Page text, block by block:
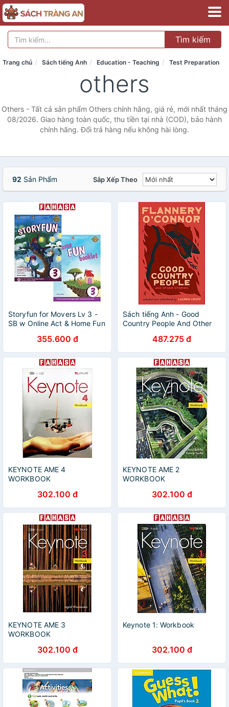
Tìm kiếm
Trang chủ Sách tiếng Anh Education - Teaching Test Preparation
others
Others - Tất cả sản phẩm Others chính hãng, giá rẻ, mới nhất tháng
08/2026. Giao hàng toàn quốc, thu tiền tại nhà (COD), bảo hành
chính hãng. Đổi trả hàng nếu không hài lòng.
92 Sản Phẩm Sắp Xếp Theo
Storyfun for Movers Lv 3 -
SB w Online Act & Home Fun
355.600 đ
Sách tiếng Anh - Good
Country People And Other
487.275 đ
KEYNOTE AME 4
WORKBOOK
302.100 đ
KEYNOTE AME 2
WORKBOOK
302.100 đ
KEYNOTE AME 3
WORKBOOK
302.100 đ
Keynote 1: Workbook
302.100 đ